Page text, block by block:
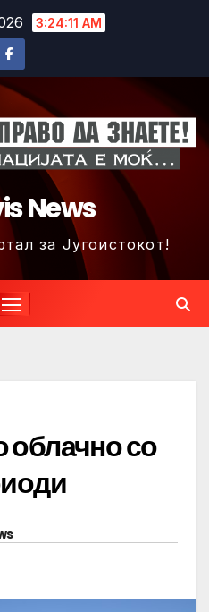
3:24:13 AM
News
за Југоистокот!
со